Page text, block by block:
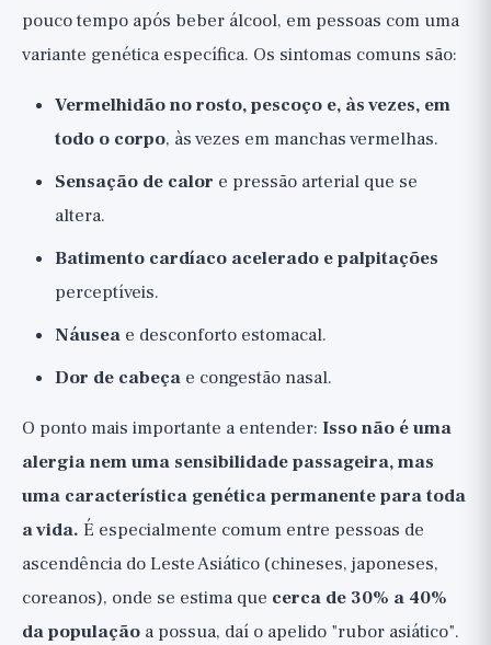
pouco tempo após beber álcool, em pessoas com uma
variante genética específica. Os sintomas comuns são:
Vermelhidão no rosto, pescoço e, às vezes, em
todo o corpo, às vezes em manchas vermelhas.
Sensação de calor e pressão arterial que se
altera.
Batimento cardíaco acelerado e palpitações
perceptíveis.
Náusea e desconforto estomacal.
Dor de cabeça e congestão nasal.
O ponto mais importante a entender: Isso não é uma
alergia nem uma sensibilidade passageira, mas
uma característica genética permanente para toda
a vida. É especialmente comum entre pessoas de
ascendência do Leste Asiático (chineses, japoneses,
coreanos), onde se estima que cerca de 30% a 40%
da população a possua, daí o apelido "rubor asiático".